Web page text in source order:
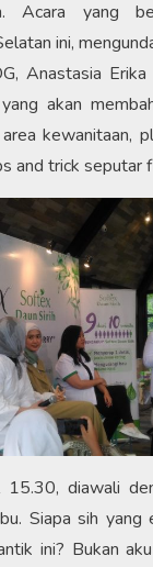
Acara yang
ini,
Anastasia
akan
kewanitaan,
and trick seputar
15.30, diawali
Siapa sih yang
ini? Bukan